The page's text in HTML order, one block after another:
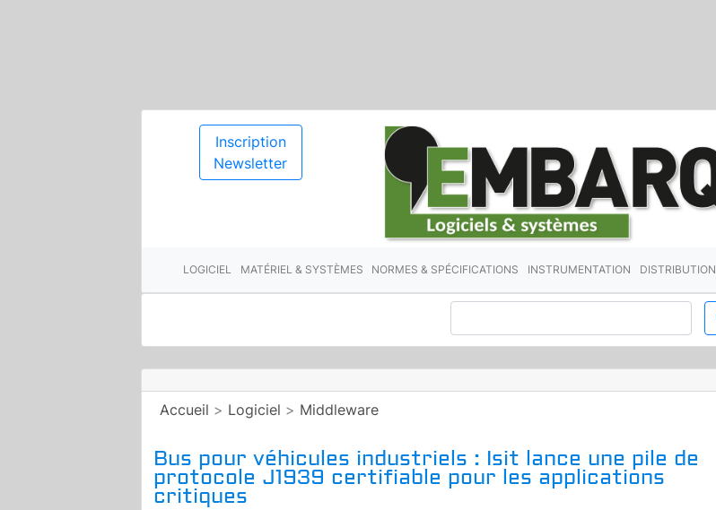
Inscription
Newsletter
LOGICIEL MATÉRIEL & SYSTÈMES NORMES & SPÉCIFICATIONS INSTRUMENTATION DISTRIBUTION
Accueil > Logiciel > Middleware
Bus pour véhicules industriels : Isit lance une pile de
protocole J1939 certifiable pour les applications
critiques